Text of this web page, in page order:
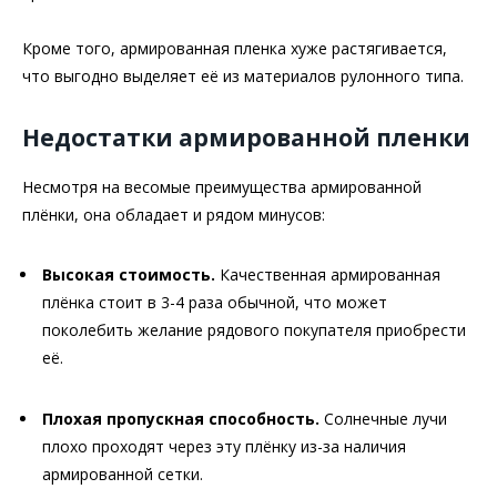
Кроме того, армированная пленка хуже растягивается,
что выгодно выделяет её из материалов рулонного типа.
Недостатки армированной пленки
Несмотря на весомые преимущества армированной
плёнки, она обладает и рядом минусов:
Высокая стоимость. Качественная армированная
плёнка стоит в 3-4 раза обычной, что может
поколебить желание рядового покупателя приобрести
её.
Плохая пропускная способность. Солнечные лучи
плохо проходят через эту плёнку из-за наличия
армированной сетки.